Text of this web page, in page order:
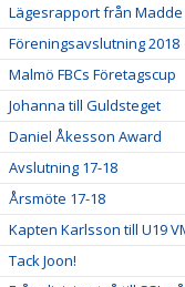
Lägesrapport från Madde
Föreningsavslutning 2018
Malmö FBCs Företagscup
Johanna till Guldsteget
Daniel Åkesson Award
Avslutning 17-18
Årsmöte 17-18
Kapten Karlsson till U19
Tack Joon!